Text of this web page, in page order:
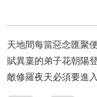
天地間每當惡念匯聚
賦異稟的弟子花朝陽
敵修羅夜天必須要進